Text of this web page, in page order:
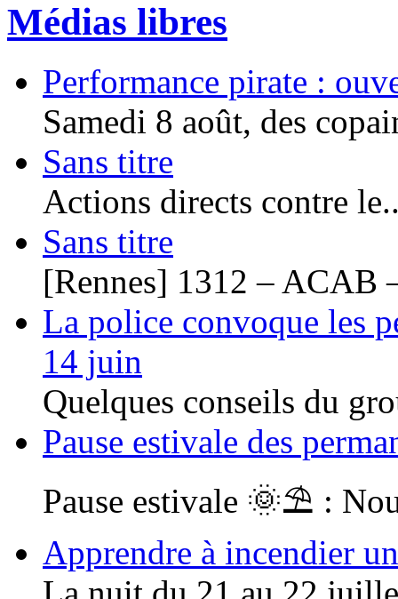
Médias libres
Performance pirate :
Samedi 8 août, des
Sans titre
Actions directs contre
Sans titre
[Rennes] 1312 – ACAB
La police convoque les
14 juin
Quelques conseils du
Pause estivale des
Pause estivale 🌞⛱ :
Apprendre à incendier